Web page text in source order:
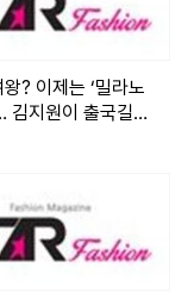
브리스 원피스를 착
다. 자연스럽게 흐
장난기 가득한 표정
? 이제는 ‘밀라노
김지원이 출국길에